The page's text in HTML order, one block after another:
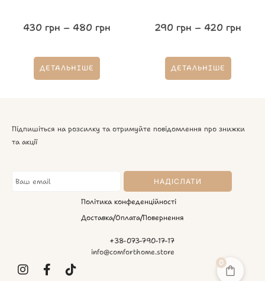
430 грн – 480 грн
ДЕТАЛЬНІШЕ
290 грн – 420 грн
ДЕТАЛЬНІШЕ
Підпишіться на розсилку та отримуйте повідомлення про знижки
та акції
Політика конфеденційності
Доставка/Оплата/Повернення
+38-073-790-17-17
info@comforthome.store
0